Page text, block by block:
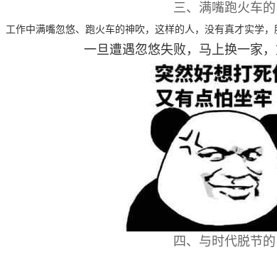
三、满嘴跑火车的
工作中满嘴忽悠、跑火车的神吹，这样的人，没有真才实学
一旦遭遇忽悠失败，马上换一家
四、与时代脱节的